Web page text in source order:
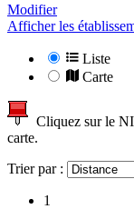
Modifier
Afficher les
Liste
Carte
Cliquez sur le
carte.
Trier par :
1